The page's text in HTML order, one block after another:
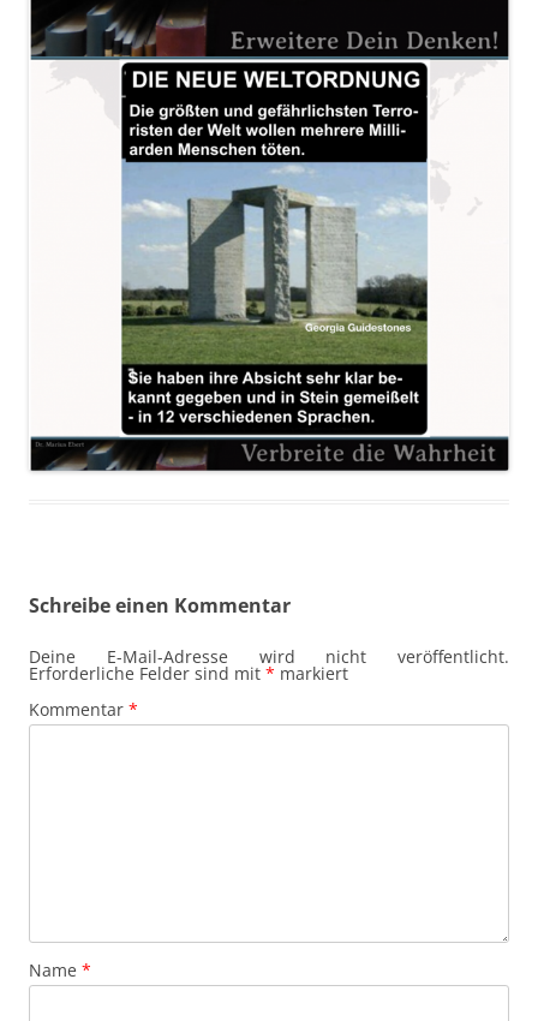
Schreibe einen Kommentar
Deine E-Mail-Adresse wird nicht veröffentlicht.
Erforderliche Felder sind mit * markiert
Kommentar *
Name *